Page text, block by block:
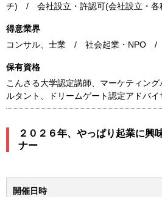
チ) / 会社設立・許認可(会社設立・各
得意業界
コンサル、士業 / 社会起業・NPO /
保有資格
こんさる大学認定講師、マーケティン
ルタント、ドリームゲート認定アドバイ
２０２６年、やっぱり起業に興
ナー
開催日時